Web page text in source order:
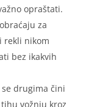
opraštati.
za
rekli nikom
bez ikakvih
drugima čini
vožnju kroz